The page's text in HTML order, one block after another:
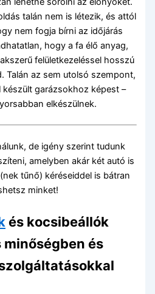
talán nem is létezik, és attól
nem fogja bírni az időjárás
hogy a fa élő anyag,
felületkezeléssel hosszú
Talán az sem utolsó szempont,
garázsokhoz képest –
elkészülnek.
de igény szerint tudunk
amelyben akár két autó is
tűnő) kéréseiddel is bátran
minket!
és kocsibeállók
minőségben és